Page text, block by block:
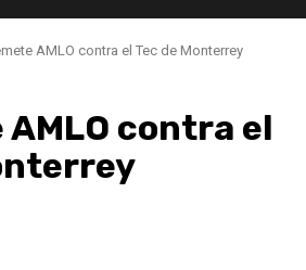
AMLO contra el Tec de Monterrey
contra el